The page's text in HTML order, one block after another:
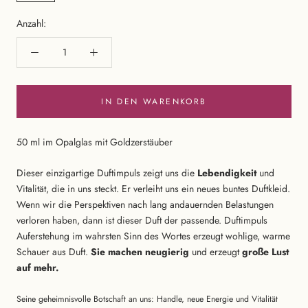
Anzahl:
IN DEN WARENKORB
50 ml im Opalglas mit Goldzerstäuber
Dieser einzigartige Duftimpuls zeigt uns die Lebendigkeitund
Vitalität, die in uns steckt. Er verleiht uns ein neues buntes Duftkleid.
Wenn wir die Perspektiven nach lang andauernden Belastungen
verloren haben, dann ist dieser Duft der passende. Duftimpuls
Auferstehung im wahrsten Sinn des Wortes erzeugt wohlige, warme
Schauer aus Duft. Sie machen neugierig und erzeugtgroße Lust
auf mehr.
Seine geheimnisvolle Botschaft an uns: Handle, neue Energie und Vitalität